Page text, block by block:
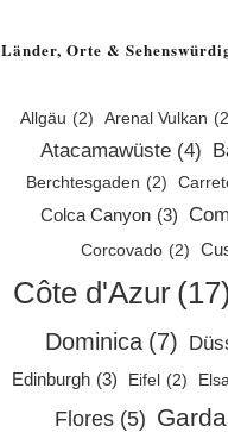
Länder, Orte &
Allgäu (2) Arenal Vulkan
Atacamawüste (4)
Berchtesgaden (2)
Colca Canyon (3)
Corcovado (2)
Côte d'Azur (17)
Dominica (7)
Edinburgh (3) Eifel (2)
Flores (5)